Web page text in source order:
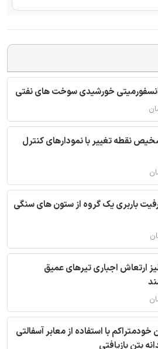
خورشیدی سوخت های نفتی
نقطه تغییر با نمودارهای کنترل
باربری یک گروه از ستون های سنگی
ارتعاش اجباری تیرهای عمیق
خودمتراکم با استفاده از معابر آسفالتی
بتن بازیافتی